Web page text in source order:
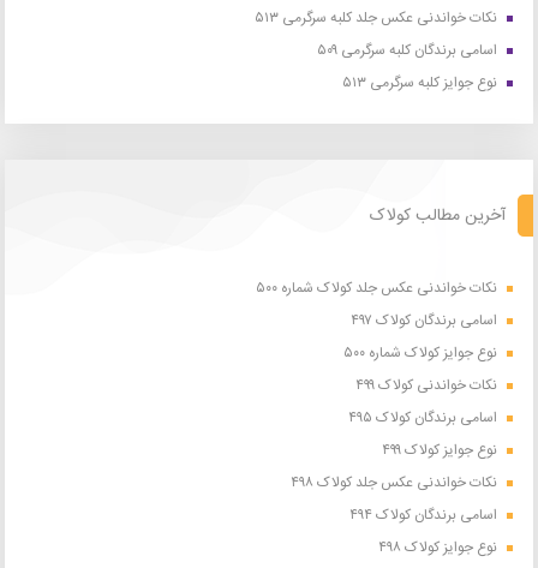
نکات خواندنی عکس جلد کلبه سرگرمی ۵۱۳
اسامی برندگان کلبه سرگرمی ۵۰۹
نوع جوایز کلبه سرگرمی ۵۱۳
آخرین مطالب کولاک
نکات خواندنی عکس جلد کولاک شماره ۵۰۰
اسامی برندگان کولاک ۴۹۷
نوع جوایز کولاک شماره ۵۰۰
نکات خواندنی کولاک ۴۹۹
اسامی برندگان کولاک ۴۹۵
نوع جوایز کولاک ۴۹۹
نکات خواندنی عکس جلد کولاک ۴۹۸
اسامی برندگان کولاک ۴۹۴
نوع جوایز کولاک ۴۹۸